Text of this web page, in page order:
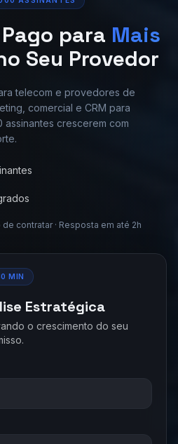
para Mais
Seu Provedor
telecom e provedores de
comercial e CRM para
crescerem com
contratar · Resposta em até 2h
MIN
Estratégica
o crescimento do seu